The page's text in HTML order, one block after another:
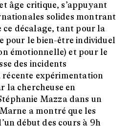
âge critique, s’appuyant
solides montrant
ce décalage, tant pour la
pour le bien-être individuel
émotionnelle) et pour le
des incidents
expérimentation
la chercheuse en
Mazza dans un
a montré que les
début des cours à 9h